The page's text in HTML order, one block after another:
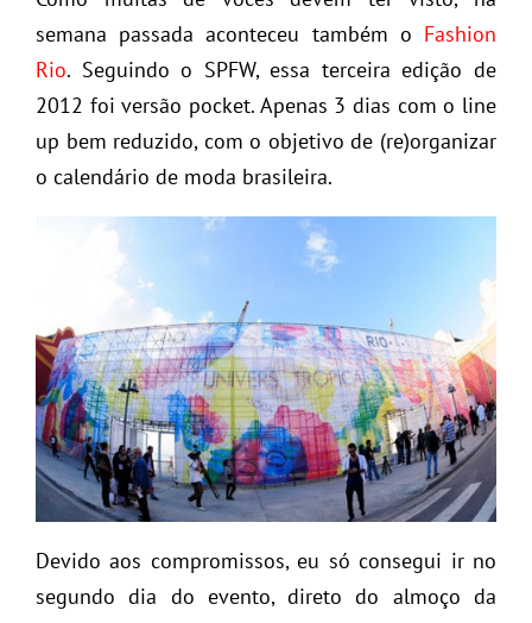
semana passada aconteceu também o Fashion
Rio. Seguindo o SPFW, essa terceira edição de
2012 foi versão pocket. Apenas 3 dias com o line
up bem reduzido, com o objetivo de (re)organizar
o calendário de moda brasileira.
Devido aos compromissos, eu só consegui ir no
segundo dia do evento, direto do almoço da